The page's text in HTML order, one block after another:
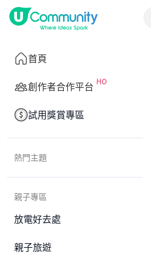
首頁
創作者合作平台
試用獎賞專區
熱門主題
親子專區
放電好去處
親子旅遊